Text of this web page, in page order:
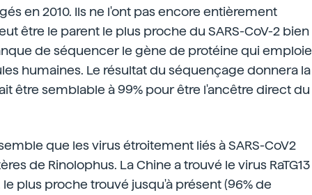
en 2010. Ils ne l'ont pas encore entièrement
être le parent le plus proche du SARS-CoV-2 bien
de séquencer le gène de protéine qui emploie
humaines. Le résultat du séquençage donnera la
être semblable à 99% pour être l'ancêtre direct du
que les virus étroitement liés à SARS-CoV2
de Rinolophus. La Chine a trouvé le virus RaTG13
plus proche trouvé jusqu'à présent (96% de